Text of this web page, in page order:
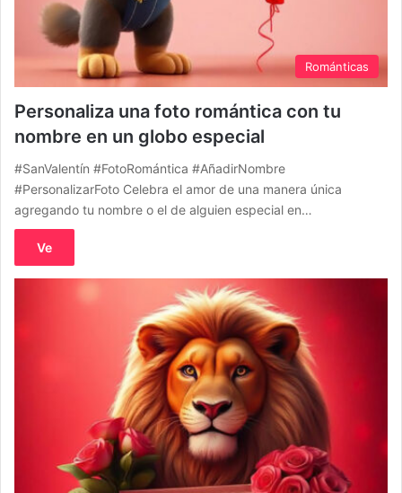
Románticas
Personaliza una foto romántica con tu
nombre en un globo especial
#SanValentín #FotoRomántica #AñadirNombre
#PersonalizarFoto Celebra el amor de una manera única
agregando tu nombre o el de alguien especial en…
Ve